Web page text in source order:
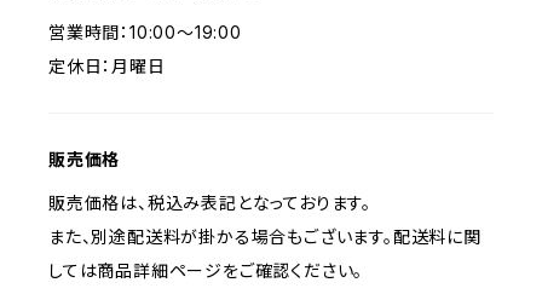
営業時間：10:00～19:00
定休日：月曜日
販売価格
販売価格は、税込み表記となっております。
また、別途配送料が掛かる場合もございます。配送料に関
しては商品詳細ページをご確認ください。